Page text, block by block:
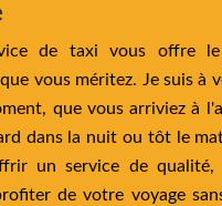
de taxi vous offre
vous méritez. Je suis à
que vous arriviez à
dans la nuit ou tôt le
un service de qualité,
de votre voyage